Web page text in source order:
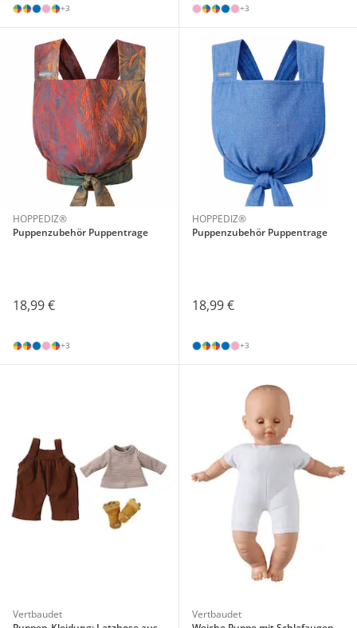
+3 +3
HOPPEDIZ®
Puppenzubehör Puppentrage
18,99 €
+3
HOPPEDIZ®
Puppenzubehör Puppentrage
18,99 €
+3
Vertbaudet
Vertbaudet